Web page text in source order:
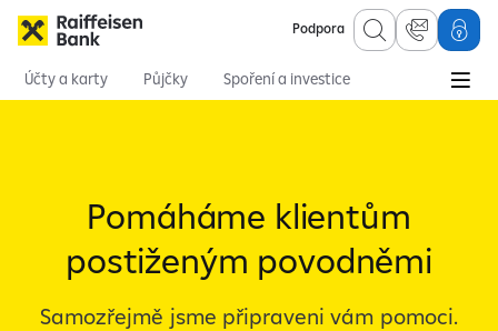
Podpora
Účty a karty Půjčky
Spoření a investice
Pomáháme klientům
postiženým povodněmi
Samozřejmě jsme připraveni vám pomoci.